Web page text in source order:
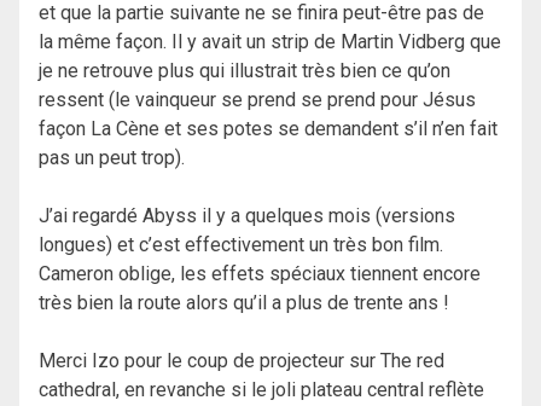
et que la partie suivante ne se finira peut-être pas de
la même façon. Il y avait un strip de Martin Vidberg que
je ne retrouve plus qui illustrait très bien ce qu’on
ressent (le vainqueur se prend se prend pour Jésus
façon La Cène et ses potes se demandent s’il n’en fait
pas un peut trop).
J’ai regardé Abyss il y a quelques mois (versions
longues) et c’est effectivement un très bon film.
Cameron oblige, les effets spéciaux tiennent encore
très bien la route alors qu’il a plus de trente ans !
Merci Izo pour le coup de projecteur sur The red
cathedral, en revanche si le joli plateau central reflète